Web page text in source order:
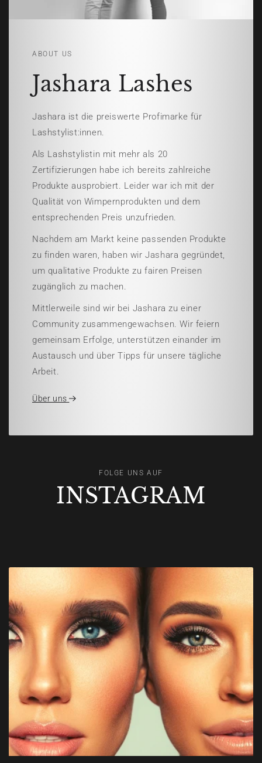
ABOUT US
Jashara Lashes
Jashara ist die preiswerte Profimarke für
Lashstylist:innen.
Als Lashstylistin mit mehr als 20
Zertifizierungen habe ich bereits zahlreiche
Produkte ausprobiert. Leider war ich mit der
Qualität von Wimpernprodukten und dem
entsprechenden Preis unzufrieden.
Nachdem am Markt keine passenden Produkte
zu finden waren, haben wir Jashara gegründet,
um qualitative Produkte zu fairen Preisen
zugänglich zu machen.
Mittlerweile sind wir bei Jashara zu einer
Community zusammengewachsen. Wir feiern
gemeinsam Erfolge, unterstützen einander im
Austausch und über Tipps für unsere tägliche
Arbeit.
Über uns
FOLGE UNS AUF
INSTAGRAM